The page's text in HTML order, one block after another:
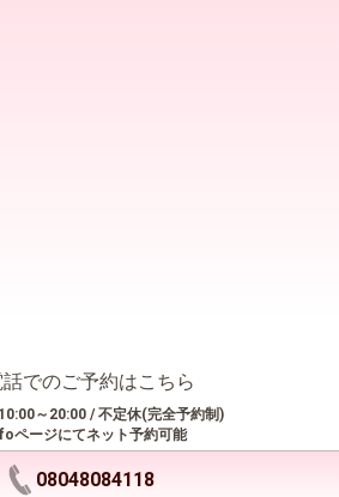
でのご予約はこちら
～20:00 / 不定休(完全予約制)
ページにてネット予約可能
08048084118